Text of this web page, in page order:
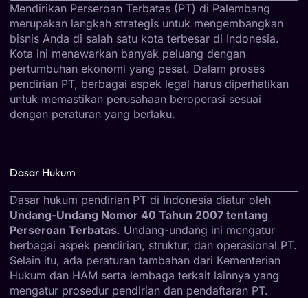
Mendirikan Perseroan Terbatas (PT) di Palembang
merupakan langkah strategis untuk mengembangkan
bisnis Anda di salah satu kota terbesar di Indonesia.
Kota ini menawarkan banyak peluang dengan
pertumbuhan ekonomi yang pesat. Dalam proses
pendirian PT, berbagai aspek legal harus diperhatikan
untuk memastikan perusahaan beroperasi sesuai
dengan peraturan yang berlaku.
Dasar Hukum
Dasar hukum pendirian PT di Indonesia diatur oleh
Undang-Undang Nomor 40 Tahun 2007 tentang
Perseroan Terbatas. Undang-undang ini mengatur
berbagai aspek pendirian, struktur, dan operasional PT.
Selain itu, ada peraturan tambahan dari Kementerian
Hukum dan HAM serta lembaga terkait lainnya yang
mengatur prosedur pendirian dan pendaftaran PT.